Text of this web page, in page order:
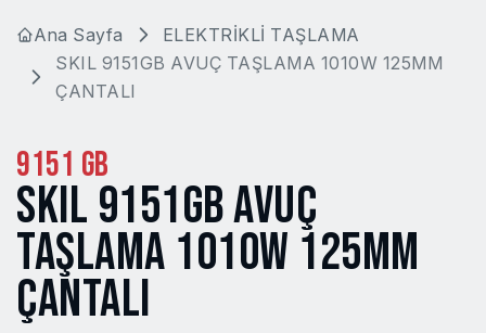
Ana Sayfa
ELEKTRİKLİ TAŞLAMA
SKIL 9151GB AVUÇ TAŞLAMA 1010W 125MM
ÇANTALI
9151 GB
SKIL 9151GB AVUÇ
TAŞLAMA 1010W 125MM
ÇANTALI